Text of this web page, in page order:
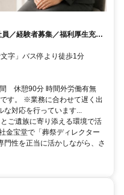
／経験者募集／福利厚生充実
十文字」バス停より徒歩1分
間 休憩90分 時間外労働有無
す。 ※業務に合わせて遅く出
な対応を行っています...
ご遺族に寄り添える環境で活
宝堂で「葬祭ディレクター
門性を正当に活かしながら、さ